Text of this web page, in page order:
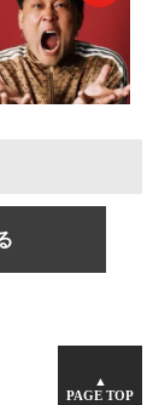
▲
PAGE TOP